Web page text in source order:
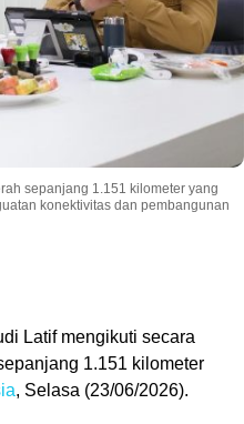
sepanjang 1.151 kilometer yang
konektivitas dan pembangunan
Latif mengikuti secara
1.151 kilometer
, Selasa (23/06/2026).